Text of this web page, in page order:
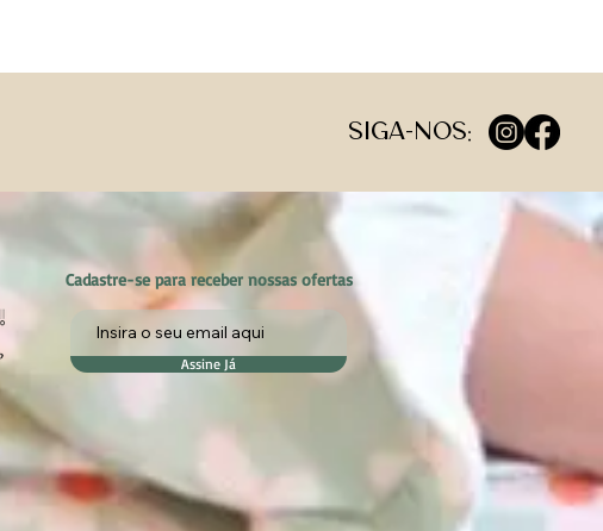
Siga-nos:
Cadastre-se para receber nossas ofertas
Assine Já